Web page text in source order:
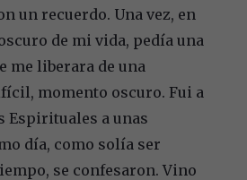
un recuerdo. Una vez, en
de mi vida, pedía una
me liberara de una
momento oscuro. Fui a
Espirituales a unas
día, como solía ser
se confesaron. Vino